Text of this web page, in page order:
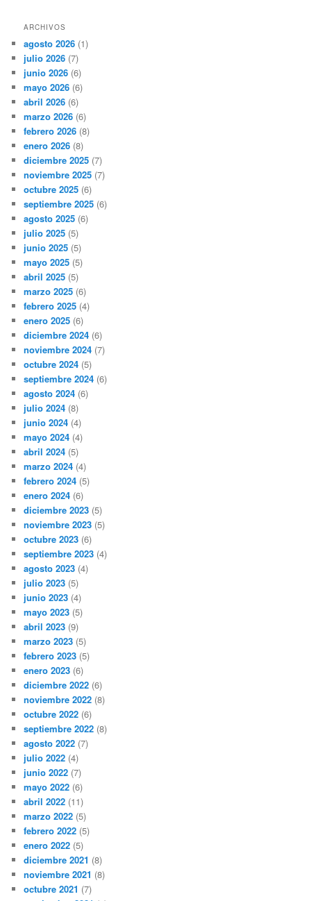
ARCHIVOS
agosto 2026 (1)
julio 2026 (7)
junio 2026 (6)
mayo 2026 (6)
abril 2026 (6)
marzo 2026 (6)
febrero 2026 (8)
enero 2026 (8)
diciembre 2025 (7)
noviembre 2025 (7)
octubre 2025 (6)
septiembre 2025 (6)
agosto 2025 (6)
julio 2025 (5)
junio 2025 (5)
mayo 2025 (5)
abril 2025 (5)
marzo 2025 (6)
febrero 2025 (4)
enero 2025 (6)
diciembre 2024 (6)
noviembre 2024 (7)
octubre 2024 (5)
septiembre 2024 (6)
agosto 2024 (6)
julio 2024 (8)
junio 2024 (4)
mayo 2024 (4)
abril 2024 (5)
marzo 2024 (4)
febrero 2024 (5)
enero 2024 (6)
diciembre 2023 (5)
noviembre 2023 (5)
octubre 2023 (6)
septiembre 2023 (4)
agosto 2023 (4)
julio 2023 (5)
junio 2023 (4)
mayo 2023 (5)
abril 2023 (9)
marzo 2023 (5)
febrero 2023 (5)
enero 2023 (6)
diciembre 2022 (6)
noviembre 2022 (8)
octubre 2022 (6)
septiembre 2022 (8)
agosto 2022 (7)
julio 2022 (4)
junio 2022 (7)
mayo 2022 (6)
abril 2022 (11)
marzo 2022 (5)
febrero 2022 (5)
enero 2022 (5)
diciembre 2021 (8)
noviembre 2021 (8)
octubre 2021 (7)